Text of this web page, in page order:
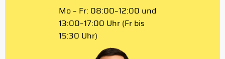
Mo – Fr: 08:00–12:00 und
13:00–17:00 Uhr (Fr bis
15:30 Uhr)